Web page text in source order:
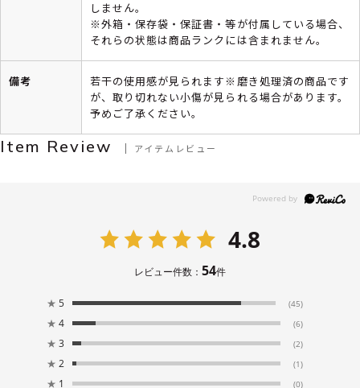
しません。
※外箱・保存袋・保証書・等が付属している場合、
それらの状態は商品ランクには含まれません。
備考
若干の使用感が見られます※磨き処理済の商品です
が、取り切れない小傷が見られる場合があります。
予めご了承ください。
Item Review アイテムレビュー
4.8
レビュー件数： 54件
★ 5 (45)
★ 4 (6)
★ 3 (2)
★ 2 (1)
★ 1 (0)